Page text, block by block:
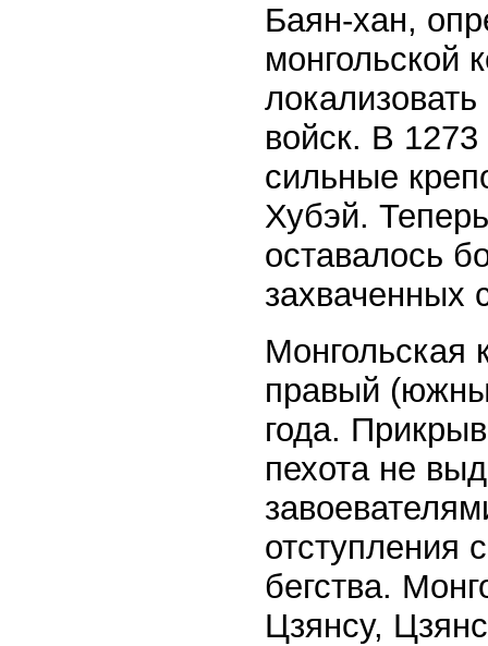
Баян-хан,
монгольской
войск. В
сильные
Хубэй.
оставалось
захваченных
Монгольская
правый
года.
пехота не
отступления
бегства.
Цзянсу,